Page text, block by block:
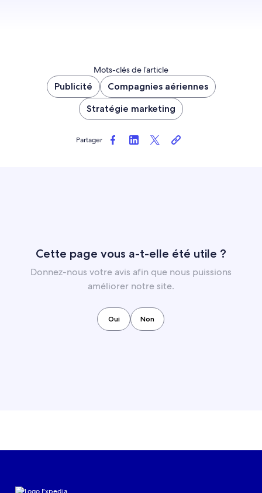
Mots-clés de l’article
Publicité
Compagnies aériennes
Stratégie marketing
Partager
Cette page vous a-t-elle été utile ?
Donnez-nous votre avis afin que nous puissions
améliorer notre site.
Oui Non